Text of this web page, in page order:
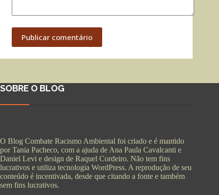
Publicar comentário
SOBRE O BLOG
O Blog Combate Racismo Ambiental foi criado e é mantido
por Tania Pacheco, com a ajuda de Ana Paula Cavalcanti e
Daniel Levi e design de Raquel Cordeiro. Não tem fins
lucrativos e utiliza tecnologia WordPress. A reprodução de seu
conteúdo é incentivada, desde que citando a fonte e também
sem fins lucrativos.